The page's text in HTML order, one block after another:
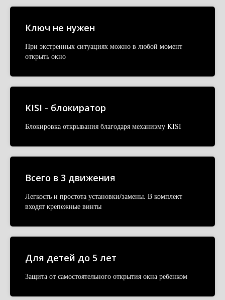
Ключ не нужен
При экстренных ситуациях можно в любой момент
открыть окно
KISI - блокиратор
Блокировка открывания благодаря механизму KISI
Всего в 3 движения
Легкость и простота установки/замены. В комплект
входят крепежные винты
Для детей до 5 лет
Защита от самостоятельного открытия окна ребенком